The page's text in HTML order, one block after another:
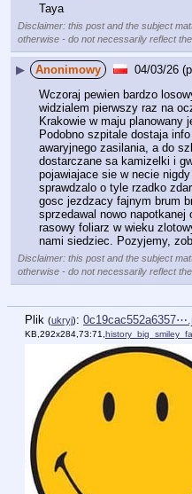
Taya
Disclaimer: this post and the subject
otherwise - do not necessarily reflect
▶ Anonimowy 04/03/26
Wczoraj pewien bardzo
widzialem pierwszy raz na
Krakowie w maju planowany
Podobno szpitale dostaja
awaryjnego zasilania, a do
dostarczane sa kamizelki i
pojawiajace sie w necie
sprawdzalo o tyle rzadko
gosc jezdzacy fajnym brum
sprzedawal nowo
rasowy foliarz w wieku
nami siedziec. Pozyjemy,
Disclaimer: this post and the subject
otherwise - do not necessarily reflect
Plik (ukryj):
KB,292x284,73:71,